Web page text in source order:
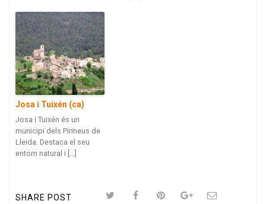
Josa i Tuixén (ca)
Josa i Tuixén és un
municipi dels Pirineus de
Lleida. Destaca el seu
entorn natural i […]
SHARE POST